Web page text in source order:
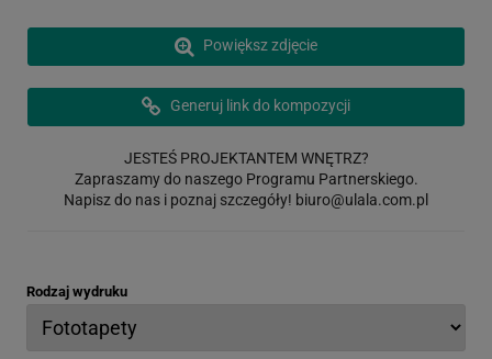
Powiększ zdjęcie
Generuj link do kompozycji
JESTEŚ PROJEKTANTEM WNĘTRZ?
Zapraszamy do naszego Programu Partnerskiego.
Napisz do nas i poznaj szczegóły! biuro@ulala.com.pl
Rodzaj wydruku